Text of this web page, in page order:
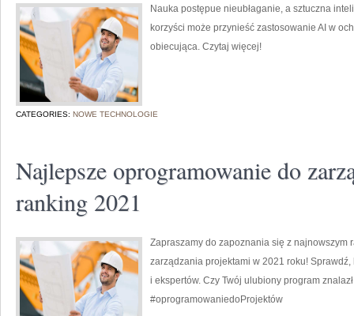
Nauka postępue nieubłaganie, a sztuczna
korzyści może przynieść zastosowanie AI w
obiecująca. Czytaj więcej!
CATEGORIES: NOWE TECHNOLOGIE
Najlepsze oprogramowanie do
ranking 2021
Zapraszamy do zapoznania się z
zarządzania projektami w 2021 roku!
i ekspertów. Czy Twój ulubiony program
#oprogramowaniedoProjektów